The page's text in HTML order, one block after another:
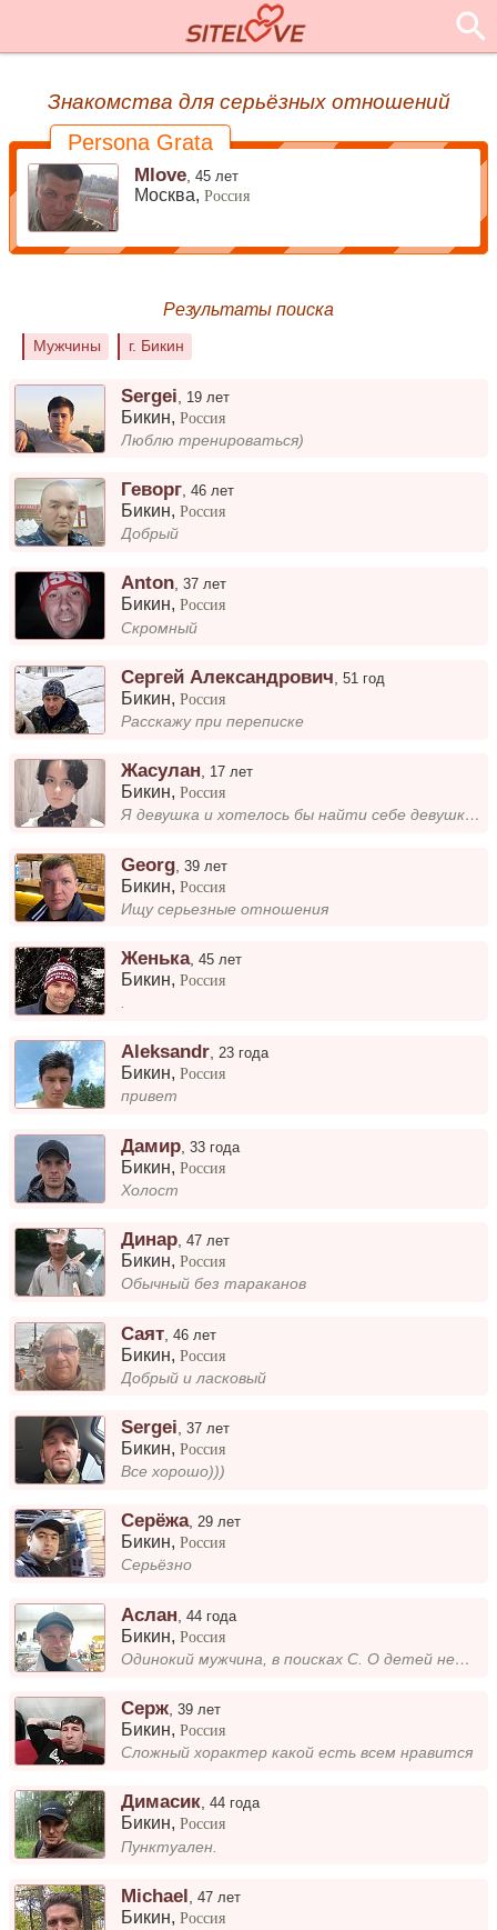
Знакомства для серьёзных отношений
Persona Grata
Mlove ,45 лет
Москва,Россия
Результаты поиска
Мужчины г. Бикин
Sergei 19 лет
Бикин,Россия
Люблю тренироваться)
Геворг ,46 лет
Бикин,Россия
Добрый
Anton,37 лет
Бикин,Россия
Скромный
Сергей Александрович ,51 год
Бикин,Россия
Расскажу при переписке
Жасулан 17 лет
Бикин,Россия
Я девушка и хотелось бы найти себе девушку для отношений, желательно тоже из Великих Лук Мои хобби: рисование и игра на...
Georg ,39 лет
Бикин,Россия
Ищу серьезные отношения
Женька,45 лет
Бикин,Россия
.
Aleksandr,23 года
Бикин,Россия
привет
Дамир ,33 года
Бикин,Россия
Холост
Динар ,47 лет
Бикин,Россия
Обычный без тараканов
Саят ,46 лет
Бикин,Россия
Добрый и ласковый
Sergei ,37 лет
Бикин,Россия
Все хорошо)))
Серёжа,29 лет
Бикин,Россия
Серьёзно
Аслан ,44 года
Бикин,Россия
Одинокий мужчина, в поисках С. О детей нет, работаю, живу один.
Серж ,39 лет
Бикин,Россия
Сложный хорактер какой есть всем нравится
Димасик,44 года
Бикин,Россия
Пунктуален.
Michael ,47 лет
Бикин,Россия